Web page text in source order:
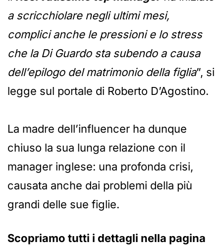
a scricchiolare negli ultimi mesi,
complici anche le pressioni e lo stress
che la Di Guardo sta subendo a causa
dell’epilogo del matrimonio della figlia”, si
legge sul portale di Roberto D’Agostino.
La madre dell’influencer ha dunque
chiuso la sua lunga relazione con il
manager inglese: una profonda crisi,
causata anche dai problemi della più
grandi delle sue figlie.
Scopriamo tutti i dettagli nella pagina